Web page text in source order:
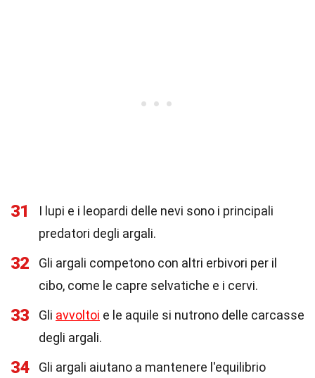
31
I lupi e i leopardi delle nevi sono i principali
predatori degli argali.
32
Gli argali competono con altri erbivori per il
cibo, come le capre selvatiche e i cervi.
33 Gli avvoltoi e le aquile si nutrono delle carcasse
degli argali.
34
Gli argali aiutano a mantenere l'equilibrio